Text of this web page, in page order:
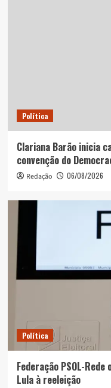
Política
Clariana Barão inicia
convenção do
Redação 06/08/2026
Política
Federação PSOL-
Lula à reeleição